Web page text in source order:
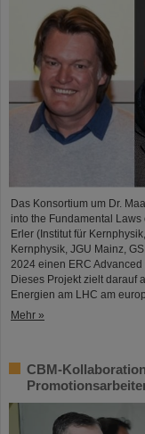
Das Konsortium um Dr.
into the Fundamental
Erler (Institut für
Kernphysik, JGU Mainz,
2024 einen ERC Advanced
Dieses Projekt zielt darauf
Energien am LHC am
Mehr »
CBM-